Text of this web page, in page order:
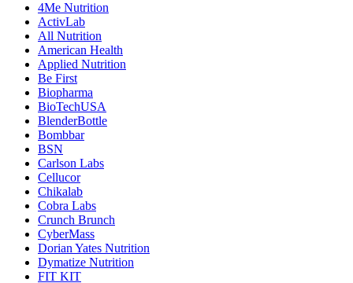
4Me Nutrition
ActivLab
All Nutrition
American Health
Applied Nutrition
Be First
Biopharma
BioTechUSA
BlenderBottle
Bombbar
BSN
Carlson Labs
Cellucor
Chikalab
Cobra Labs
Crunch Brunch
CyberMass
Dorian Yates Nutrition
Dymatize Nutrition
FIT KIT